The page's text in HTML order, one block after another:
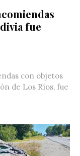
fue
con objetos
de Los Ríos, fue